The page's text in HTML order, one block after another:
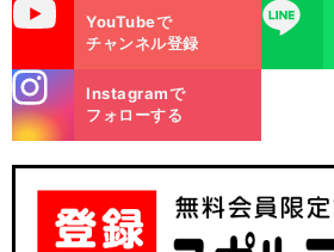
YouTubeで
チャンネル登録
LINE
m
Instagramで
フォローする